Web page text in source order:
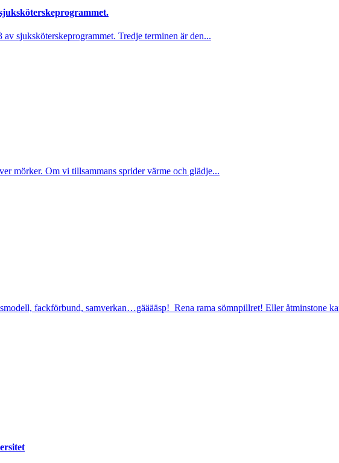
sjuksköterskeprogrammet. Tredje terminen är den...
mörker. Om vi tillsammans sprider värme och glädje...
fackförbund, samverkan…gääääsp! Rena rama sömnpillret! Eller åtminstone